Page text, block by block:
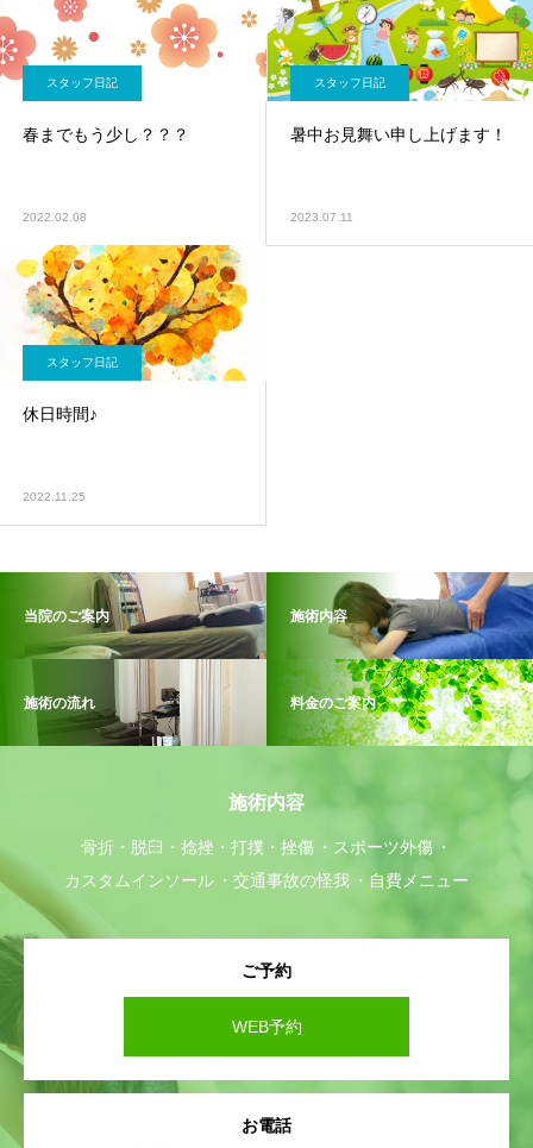
スタッフ日記
春までもう少し？？？
2022.02.08
スタッフ日記
暑中お見舞い申し上げます！
2023.07.11
スタッフ日記
休日時間♪
2022.11.25
当院のご案内 施術内容
施術の流れ 料金のご案内
施術内容
骨折・脱臼・捻挫・打撲・挫傷
スポーツ外傷
カスタムインソール
交通事故の怪我 自費メニュー
ご予約
WEB予約
お電話